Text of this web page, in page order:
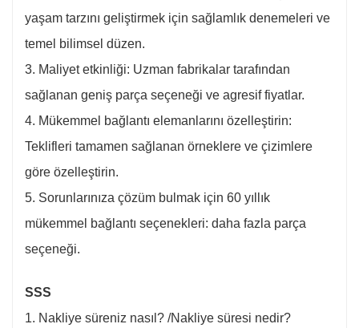
yaşam tarzını geliştirmek için sağlamlık denemeleri ve
temel bilimsel düzen.
3. Maliyet etkinliği: Uzman fabrikalar tarafından
sağlanan geniş parça seçeneği ve agresif fiyatlar.
4. Mükemmel bağlantı elemanlarını özelleştirin:
Teklifleri tamamen sağlanan örneklere ve çizimlere
göre özelleştirin.
5. Sorunlarınıza çözüm bulmak için 60 yıllık
mükemmel bağlantı seçenekleri: daha fazla parça
seçeneği.
SSS
1. Nakliye süreniz nasıl? /Nakliye süresi nedir?